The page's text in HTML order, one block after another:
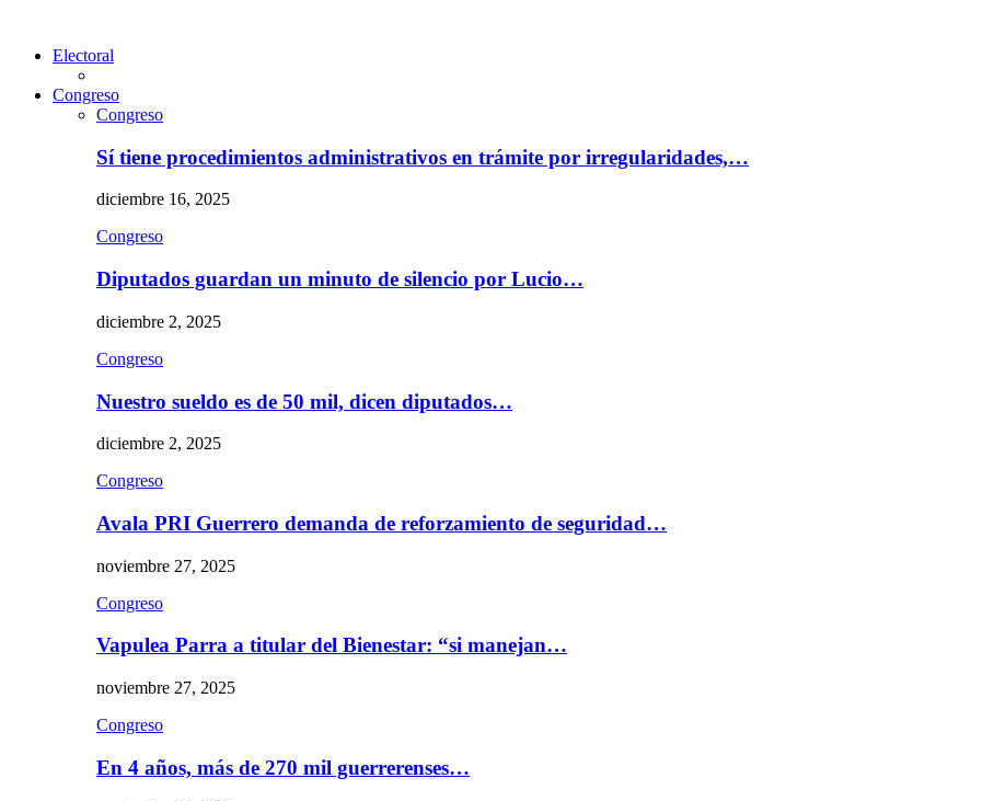
Electoral
Congreso
Congreso
Sí tiene procedimientos administrativos en trámite por irregularidades,…
diciembre 16, 2025
Congreso
Diputados guardan un minuto de silencio por Lucio…
diciembre 2, 2025
Congreso
Nuestro sueldo es de 50 mil, dicen diputados…
diciembre 2, 2025
Congreso
Avala PRI Guerrero demanda de reforzamiento de seguridad…
noviembre 27, 2025
Congreso
Vapulea Parra a titular del Bienestar: “si manejan…
noviembre 27, 2025
Congreso
En 4 años, más de 270 mil guerrerenses…